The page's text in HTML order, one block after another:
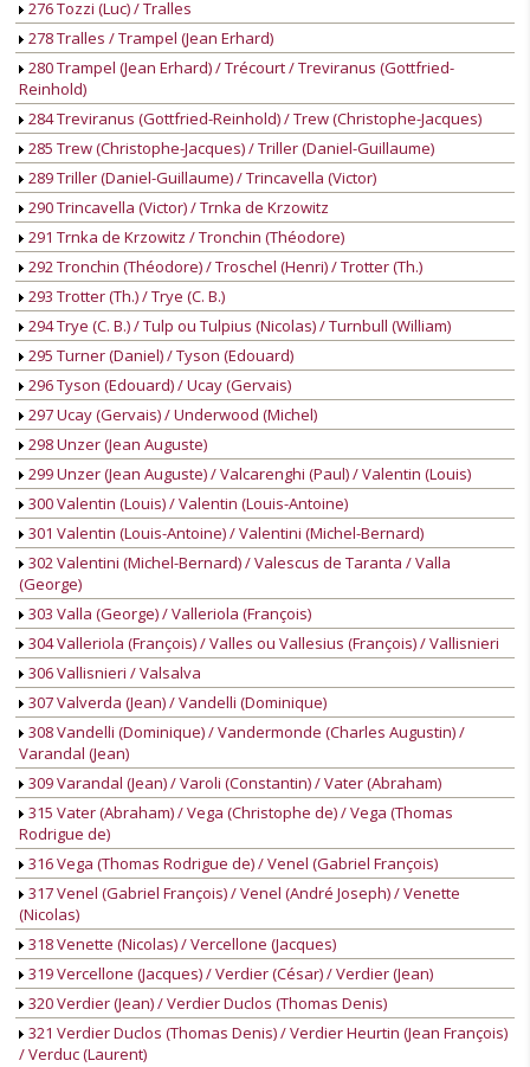
276 Tozzi (Luc) / Tralles
278 Tralles / Trampel (Jean Erhard)
280 Trampel (Jean Erhard) / Trécourt / Treviranus (Gottfried-
Reinhold)
284 Treviranus (Gottfried-Reinhold) / Trew (Christophe-Jacques)
285 Trew (Christophe-Jacques) / Triller (Daniel-Guillaume)
289 Triller (Daniel-Guillaume) / Trincavella (Victor)
290 Trincavella (Victor) / Trnka de Krzowitz
291 Trnka de Krzowitz / Tronchin (Théodore)
292 Tronchin (Théodore) / Troschel (Henri) / Trotter (Th.)
293 Trotter (Th.) / Trye (C. B.)
294 Trye (C. B.) / Tulp ou Tulpius (Nicolas) / Turnbull (William)
295 Turner (Daniel) / Tyson (Edouard)
296 Tyson (Edouard) / Ucay (Gervais)
297 Ucay (Gervais) / Underwood (Michel)
298 Unzer (Jean Auguste)
299 Unzer (Jean Auguste) / Valcarenghi (Paul) / Valentin (Louis)
300 Valentin (Louis) / Valentin (Louis-Antoine)
301 Valentin (Louis-Antoine) / Valentini (Michel-Bernard)
302 Valentini (Michel-Bernard) / Valescus de Taranta / Valla
(George)
303 Valla (George) / Valleriola (François)
304 Valleriola (François) / Valles ou Vallesius (François) / Vallisnieri
306 Vallisnieri / Valsalva
307 Valverda (Jean) / Vandelli (Dominique)
308 Vandelli (Dominique) / Vandermonde (Charles Augustin) /
Varandal (Jean)
309 Varandal (Jean) / Varoli (Constantin) / Vater (Abraham)
315 Vater (Abraham) / Vega (Christophe de) / Vega (Thomas
Rodrigue de)
316 Vega (Thomas Rodrigue de) / Venel (Gabriel François)
317 Venel (Gabriel François) / Venel (André Joseph) / Venette
(Nicolas)
318 Venette (Nicolas) / Vercellone (Jacques)
319 Vercellone (Jacques) / Verdier (César) / Verdier (Jean)
320 Verdier (Jean) / Verdier Duclos (Thomas Denis)
321 Verdier Duclos (Thomas Denis) / Verdier Heurtin (Jean François)
/ Verduc (Laurent)